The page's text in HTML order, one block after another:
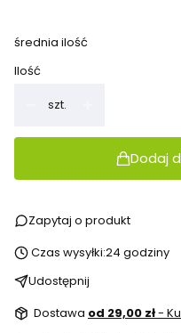
średnia ilość
Ilość
szt.
Dodaj
Zapytaj o produkt
Czas wysyłki:24 godziny
Udostępnij
Dostawa od 29,00 zł-